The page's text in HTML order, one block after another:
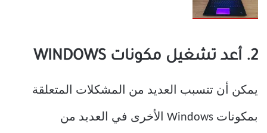
2. أعد تشغيل مكونات WINDOWS
يمكن أن تتسبب العديد من المشكلات المتعلقة
بمكونات Windows الأخرى في العديد من